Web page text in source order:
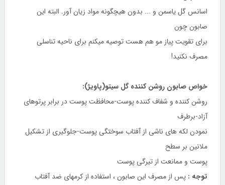
اسانس گل یاسمن و ... بدون هیچگونه مواد زیان آور. البته این
صابون چون
برای تقویت پیاز مو هم هست توصیه میکنم برای ناحیه تناسلی
مصرف نکنید!
خواص صابون روشن کننده گل سیتو(پاویژ):
روشن کننده و شفاف کننده پوست-محافظت پوست در برابر پرتوهای
آزاد-برطرف
نمودن لکه های ناشی از آفتاب سوختگی پوست-جلوگیری از تشکیل
ملانین بر سطح
پوست و ممانعت از تیرگی پوست
توجه : پس از مصرف این صابون ، استفاده از کرمهای ضد آفتاب